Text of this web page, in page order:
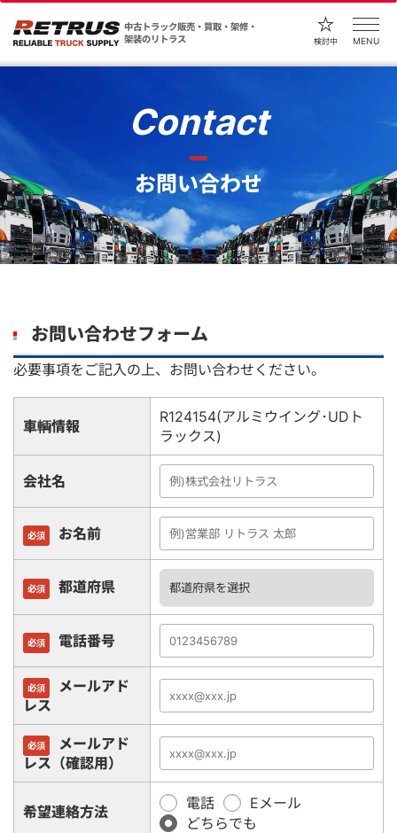
中古トラック販売・買取・架修・
架装のリトラス
検討中 MENU
Contact
お問い合わせ
お問い合わせフォーム
必要事項をご記入の上、お問い合わせください。
車輌情報
R124154(アルミウイング･UDト
ラックス)
会社名
必須 お名前
必須 都道府県
必須 電話番号
必須
メールアド
レス
必須
メールアド
レス（確認用）
希望連絡方法
電話
Eメール
どちらでも